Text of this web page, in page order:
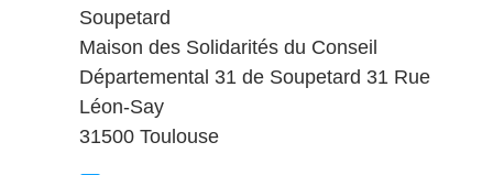
Soupetard
Maison des Solidarités du Conseil
Départemental 31 de Soupetard 31 Rue
Léon-Say
31500 Toulouse